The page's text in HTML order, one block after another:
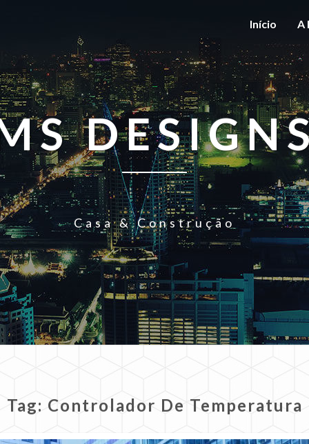
Início A
Casa & Construção
Tag: Controlador De Temperatura